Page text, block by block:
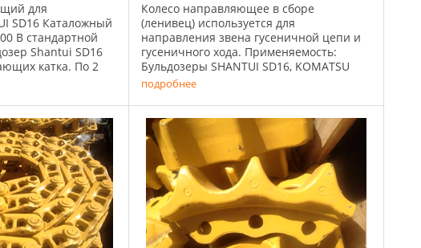
для
SD16 Каталожный
В стандартной
Shantui SD16
катка. По 2
Колесо направляющее в сборе
(ленивец) используется для
направления звена гусеничной цепи и
гусеничного хода. Применяемость:
Бульдозеры SHANTUI SD16, KOMATSU
D65A Каталожный номер: ...
подробнее